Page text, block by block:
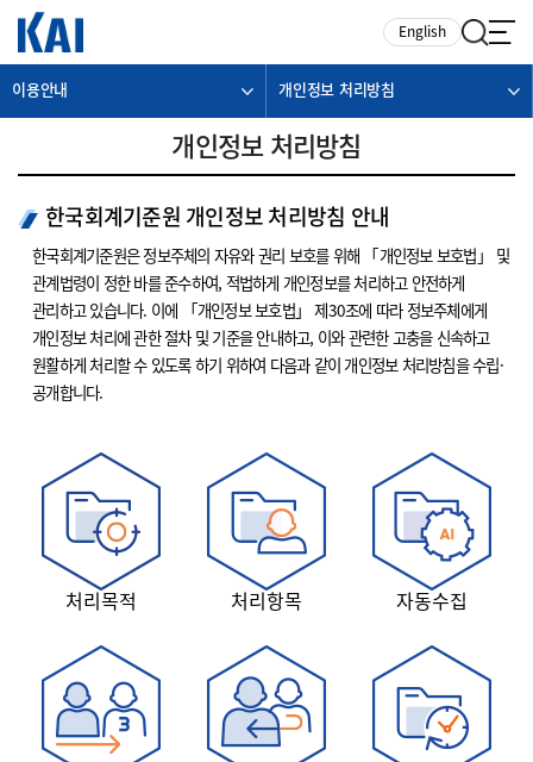
English
이용안내 개인정보 처리방침
개인정보 처리방침
한국회계기준원 개인정보 처리방침 안내
한국회계기준원은 정보주체의 자유와 권리 보호를 위해 「개인정보 보호법」 및
관계법령이 정한 바를 준수하여, 적법하게 개인정보를 처리하고 안전하게
관리하고 있습니다. 이에 「개인정보 보호법」 제30조에 따라 정보주체에게
개인정보 처리에 관한 절차 및 기준을 안내하고, 이와 관련한 고충을 신속하고
원활하게 처리할 수 있도록 하기 위하여 다음과 같이 개인정보 처리방침을 수립·
공개합니다.
처리목적 처리항목 자동수집